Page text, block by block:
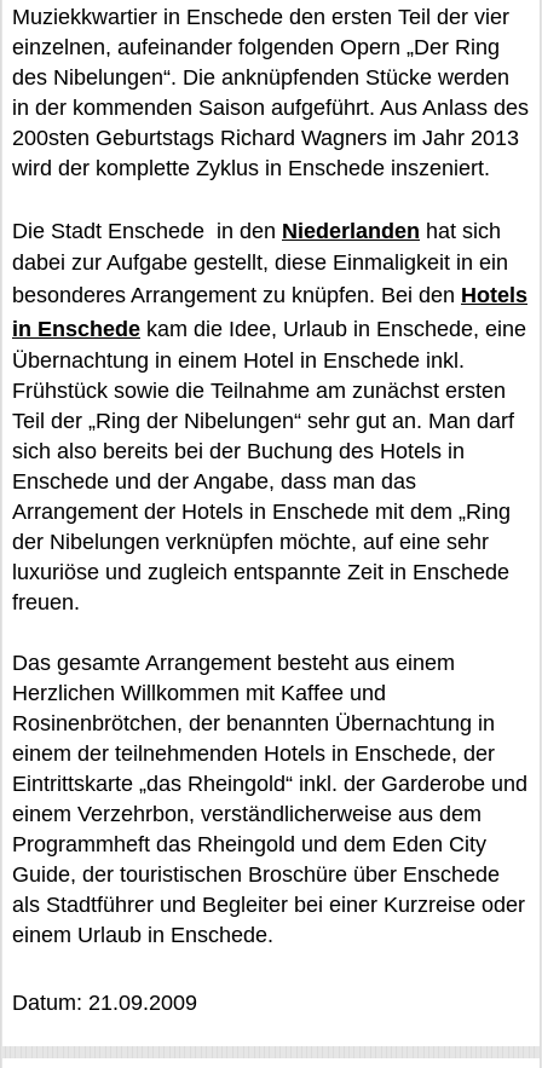
Muziekkwartier in Enschede den ersten Teil der vier
einzelnen, aufeinander folgenden Opern „Der Ring
des Nibelungen“. Die anknüpfenden Stücke werden
in der kommenden Saison aufgeführt. Aus Anlass des
200sten Geburtstags Richard Wagners im Jahr 2013
wird der komplette Zyklus in Enschede inszeniert.
Die Stadt Enschede in den Niederlanden hat sich
dabei zur Aufgabe gestellt, diese Einmaligkeit in ein
besonderes Arrangement zu knüpfen. Bei den Hotels
in Enschede kam die Idee, Urlaub in Enschede, eine
Übernachtung in einem Hotel in Enschede inkl.
Frühstück sowie die Teilnahme am zunächst ersten
Teil der „Ring der Nibelungen“ sehr gut an. Man darf
sich also bereits bei der Buchung des Hotels in
Enschede und der Angabe, dass man das
Arrangement der Hotels in Enschede mit dem „Ring
der Nibelungen verknüpfen möchte, auf eine sehr
luxuriöse und zugleich entspannte Zeit in Enschede
freuen.
Das gesamte Arrangement besteht aus einem
Herzlichen Willkommen mit Kaffee und
Rosinenbrötchen, der benannten Übernachtung in
einem der teilnehmenden Hotels in Enschede, der
Eintrittskarte „das Rheingold“ inkl. der Garderobe und
einem Verzehrbon, verständlicherweise aus dem
Programmheft das Rheingold und dem Eden City
Guide, der touristischen Broschüre über Enschede
als Stadtführer und Begleiter bei einer Kurzreise oder
einem Urlaub in Enschede.
Datum: 21.09.2009